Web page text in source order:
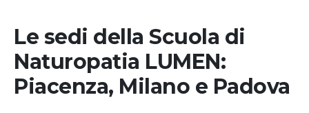
Le sedi della Scuola di
Naturopatia LUMEN:
Piacenza, Milano e Padova